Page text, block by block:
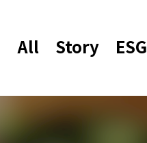
All Story ESG